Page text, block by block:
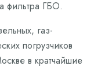
фильтра ГБО.
газ-
погрузчиков
в кратчайшие